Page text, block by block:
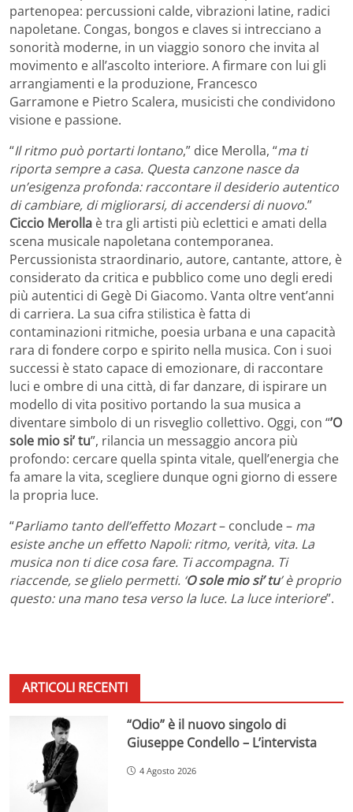
partenopea: percussioni calde, vibrazioni latine, radici
napoletane. Congas, bongos e claves si intrecciano a
sonorità moderne, in un viaggio sonoro che invita al
movimento e all’ascolto interiore. A firmare con lui gli
arrangiamenti e la produzione, Francesco
Garramone e Pietro Scalera, musicisti che condividono
visione e passione.
“Il ritmo può portarti lontano,” dice Merolla, “ma ti
riporta sempre a casa. Questa canzone nasce da
un’esigenza profonda: raccontare il desiderio autentico
di cambiare, di migliorarsi, di accendersi di nuovo.”
Ciccio Merolla è tra gli artisti più eclettici e amati della
scena musicale napoletana contemporanea.
Percussionista straordinario, autore, cantante, attore, è
considerato da critica e pubblico come uno degli eredi
più autentici di Gegè Di Giacomo. Vanta oltre vent’anni
di carriera. La sua cifra stilistica è fatta di
contaminazioni ritmiche, poesia urbana e una capacità
rara di fondere corpo e spirito nella musica. Con i suoi
successi è stato capace di emozionare, di raccontare
luci e ombre di una città, di far danzare, di ispirare un
modello di vita positivo portando la sua musica a
diventare simbolo di un risveglio collettivo. Oggi, con “’O
sole mio si’ tu”, rilancia un messaggio ancora più
profondo: cercare quella spinta vitale, quell’energia che
fa amare la vita, scegliere dunque ogni giorno di essere
la propria luce.
“Parliamo tanto dell’effetto Mozart– conclude – ma
esiste anche un effetto Napoli: ritmo, verità, vita. La
musica non ti dice cosa fare. Ti accompagna. Ti
riaccende, se glielo permetti. ‘O sole mio si’ tu’ è proprio
questo: una mano tesa verso la luce. La luce interiore”.
ARTICOLI RECENTI
“Odio” è il nuovo singolo di
Giuseppe Condello – L’intervista
4 Agosto 2026